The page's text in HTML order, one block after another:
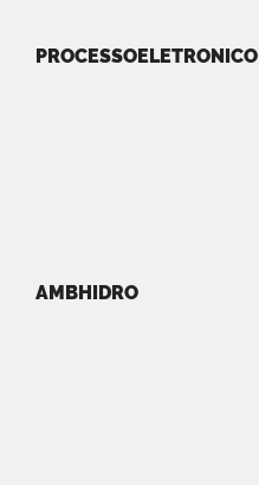
PROCESSOELETRONICO
AMBHIDRO